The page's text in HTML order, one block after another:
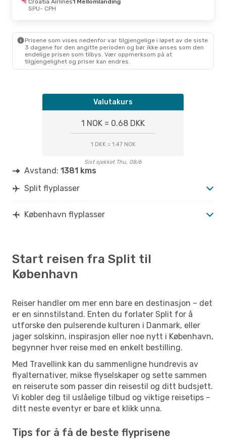
Croatia Airlines1 Mellomlanding
SPU- CPH
Prisene som vises nedenfor var tilgjengelige i løpet av de siste
3 dagene for den angitte perioden og bør ikke anses som den
endelige prisen som tilbys. Vær oppmerksom på at
tilgjengelighet og priser kan endres.
Valutakurs
1 NOK = 0.68 DKK
1 DKK = 1.47 NOK
Sist sjekket Thu, 08/6
Avstand: 1381 kms
Split flyplasser
København flyplasser
Start reisen fra Split til
København
Reiser handler om mer enn bare en destinasjon – det
er en sinnstilstand. Enten du forlater Split for å
utforske den pulserende kulturen i Danmark, eller
jager solskinn, inspirasjon eller noe nytt i København,
begynner hver reise med en enkelt bestilling.
Med Travellink kan du sammenligne hundrevis av
flyalternativer, mikse flyselskaper og sette sammen
en reiserute som passer din reisestil og ditt budsjett.
Vi kobler deg til uslåelige tilbud og viktige reisetips –
ditt neste eventyr er bare et klikk unna.
Tips for å få de beste flyprisene